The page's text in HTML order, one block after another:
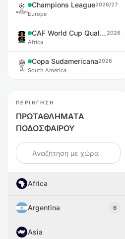
Champions League2026/27
Europe
CAF World Cup Qualifiers 2026
Africa
Copa Sudamericana2026
South America
ΠΕΡΙΉΓΗΣΗ
ΠΡΩΤΑΘΛΗΜΑΤΑ
ΠΟΔΟΣΦΑΙΡΟΥ
Africa
Argentina 6
Asia